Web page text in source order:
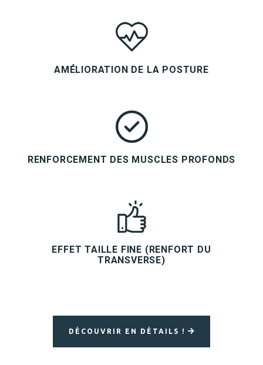
AMÉLIORATION DE LA POSTURE
RENFORCEMENT DES MUSCLES PROFONDS
EFFET TAILLE FINE (RENFORT DU
TRANSVERSE)
DÉCOUVRIR EN DÉTAILS !